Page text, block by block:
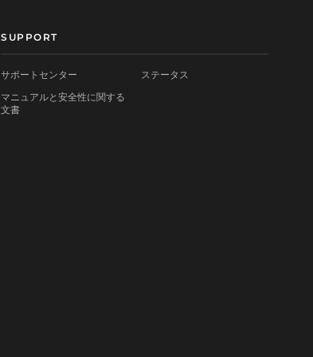
SUPPORT
サポートセンター
マニュアルと安全性に関する
文書
ステータス